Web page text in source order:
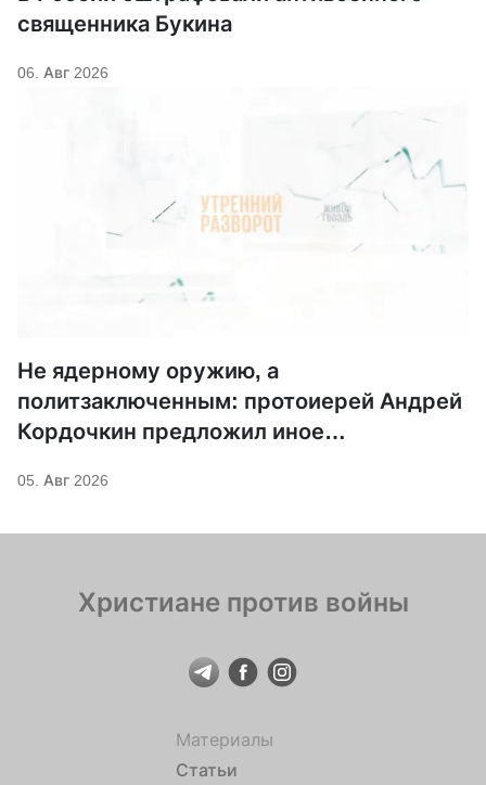
священника Букина
06. Авг 2026
Не ядерному оружию, а
политзаключенным: протоиерей Андрей
Кордочкин предложил иное
Саровского
05. Авг 2026
Христиане против войны
Материалы
Статьи